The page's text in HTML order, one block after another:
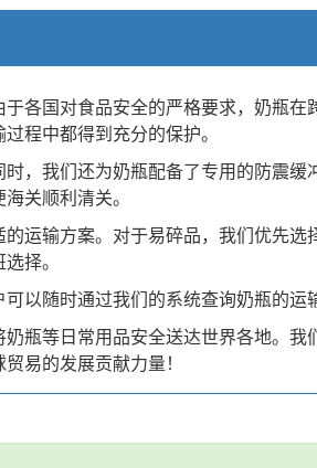
各国对食品安全的严格要求，奶瓶
程中都得到充分的保护。
，我们还为奶瓶配备了专用的防震
关顺利清关。
运输方案。对于易碎品，我们优先
择。
以随时通过我们的系统查询奶瓶的运
瓶等日常用品安全送达世界各地。
易的发展贡献力量！